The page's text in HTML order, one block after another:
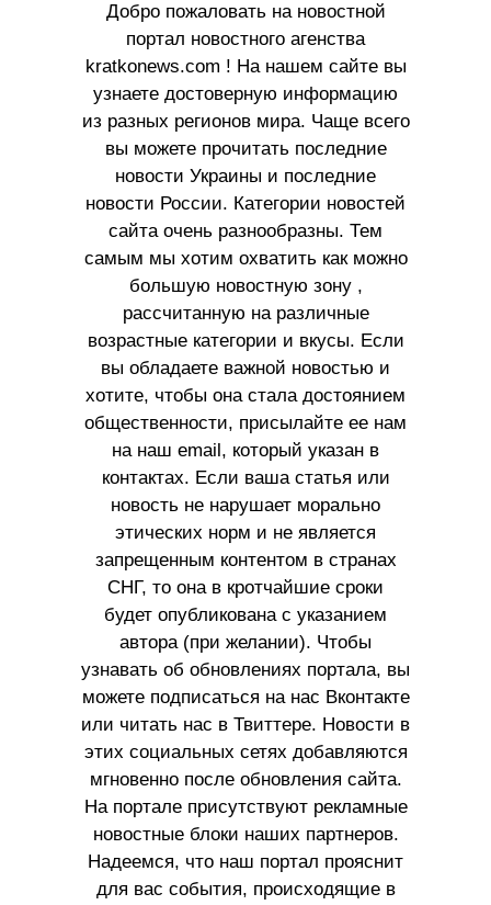
Добро пожаловать на новостной
портал новостного агенства
kratkonews.com ! На нашем сайте вы
узнаете достоверную информацию
из разных регионов мира. Чаще всего
вы можете прочитать последние
новости Украины и последние
новости России. Категории новостей
сайта очень разнообразны. Тем
самым мы хотим охватить как можно
большую новостную зону ,
рассчитанную на различные
возрастные категории и вкусы. Если
вы обладаете важной новостью и
хотите, чтобы она стала достоянием
общественности, присылайте ее нам
на наш email, который указан в
контактах. Если ваша статья или
новость не нарушает морально
этических норм и не является
запрещенным контентом в странах
СНГ, то она в кротчайшие сроки
будет опубликована с указанием
автора (при желании). Чтобы
узнавать об обновлениях портала, вы
можете подписаться на нас Вконтакте
или читать нас в Твиттере. Новости в
этих социальных сетях добавляются
мгновенно после обновления сайта.
На портале присутствуют рекламные
новостные блоки наших партнеров.
Надеемся, что наш портал прояснит
для вас события, происходящие в